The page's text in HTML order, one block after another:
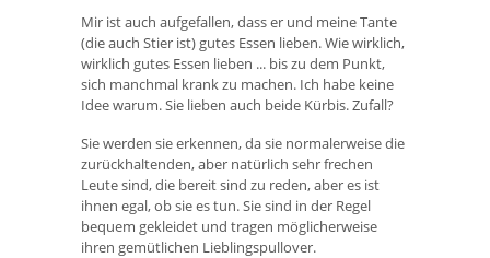
Mir ist auch aufgefallen, dass er und meine Tante
(die auch Stier ist) gutes Essen lieben. Wie wirklich,
wirklich gutes Essen lieben ... bis zu dem Punkt,
sich manchmal krank zu machen. Ich habe keine
Idee warum. Sie lieben auch beide Kürbis. Zufall?
Sie werden sie erkennen, da sie normalerweise die
zurückhaltenden, aber natürlich sehr frechen
Leute sind, die bereit sind zu reden, aber es ist
ihnen egal, ob sie es tun. Sie sind in der Regel
bequem gekleidet und tragen möglicherweise
ihren gemütlichen Lieblingspullover.